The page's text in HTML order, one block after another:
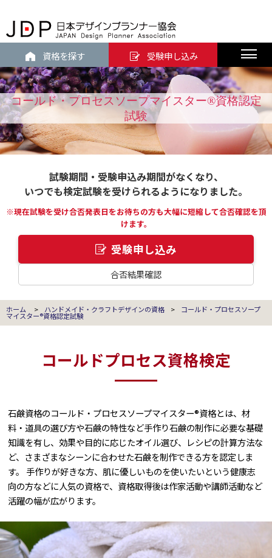
資格を探す 受験申し込み
コールド・プロセスソープマイスター®資格認定
試験
試験期間・受験申込み期間がなくなり、
いつでも検定試験を受けられるようになりました。
※現在試験を受け合否発表日をお待ちの方も大幅に短縮して合否確認を頂
けます。
受験申し込み
合否結果確認
ホーム > ハンドメイド・クラフトデザインの資格 > コールド・プロセスソープ
マイスター®資格認定試験
コールドプロセス資格検定
石鹸資格のコールド・プロセスソープマイスター®資格とは、材
料・道具の選び方や石鹸の特性など手作り石鹸の制作に必要な基礎
知識を有し、効果や目的に応じたオイル選び、レシピの計算方法な
ど、さまざまなシーンに合わせた石鹸を制作できる方を認定しま
す。 手作りが好きな方、肌に優しいものを使いたいという健康志
向の方などに人気の資格で、資格取得後は作家活動や講師活動など
活躍の幅が広がります。